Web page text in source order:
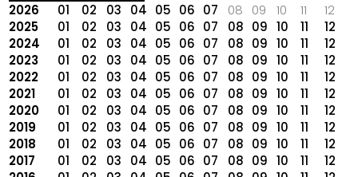
2026 01 02 03 04 05 06 07 08 09 10 11
12
2025
01 02 03 04 05 06 07 08 09 10 11
12
2024
01 02 03 04 05 06 07 08 09 10 11
12
2023
01 02 03 04 05 06 07 08 09 10 11
12
2022
01 02 03 04 05 06 07 08 09 10 11
12
2021
01 02 03 04 05 06 07 08 09 10 11
12
2020
01 02 03 04 05 06 07 08 09 10 11
12
2019
01 02 03 04 05 06 07 08 09 10 11
12
2018
01 02 03 04 05 06 07 08 09 10 11
12
2017
01 02 03 04 05 06 07 08 09 10 11
12